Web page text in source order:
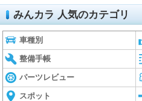
みんカラ 人気のカテゴリ
車種別
整備手帳
パーツレビュー
スポット